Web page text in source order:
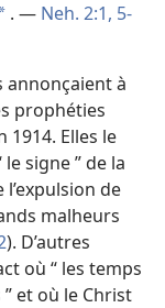
* . — Neh. 2:1, 5-
annonçaient à
prophéties
1914. Elles le
signe ” de la
de
malheurs
). D’autres
où “ les temps
et où le Christ